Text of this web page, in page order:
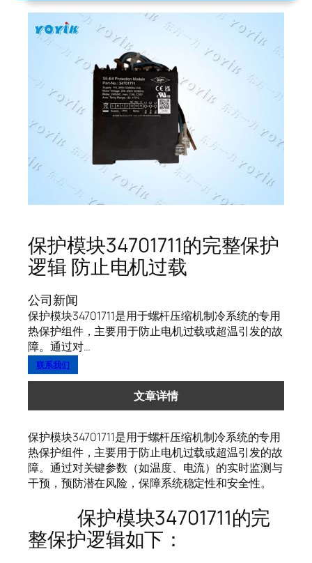
保护模块34701711的完整保护
逻辑 防止电机过载
公司新闻
保护模块34701711是用于螺杆压缩机制冷系统的专用
热保护组件，主要用于防止电机过载或超温引发的故
障。通过对…
联系我们
文章详情
保护模块34701711是用于螺杆压缩机制冷系统的专用
热保护组件，主要用于防止电机过载或超温引发的故
障。通过对关键参数（如温度、电流）的实时监测与
干预，预防潜在风险，保障系统稳定性和安全性。
保护模块34701711的完
整保护逻辑如下：